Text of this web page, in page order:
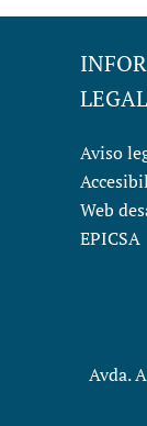
LEGAL
Aviso
Web
EPICSA
Avda.